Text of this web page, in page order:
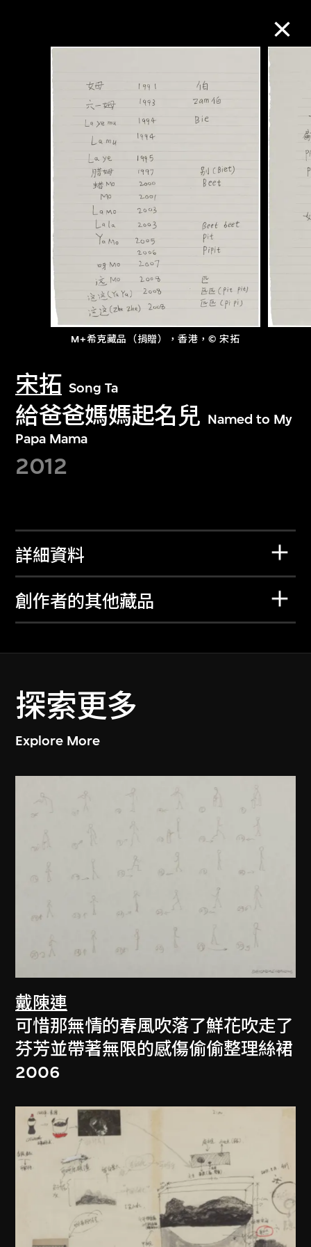
M+希克藏品（捐贈），香港，© 宋拓
宋拓 Song Ta
給爸爸媽媽起名兒 Named to My
Papa Mama
2012
詳細資料
創作者的其他藏品
探索更多
Explore More
戴陳連
可惜那無情的春風吹落了鮮花吹走了
芬芳並帶著無限的感傷偷偷整理絲裙
2006
進一步篩選 搜索
關於M+藏品
探索世界頂級的二十及二十一世紀視覺
文化藏品。